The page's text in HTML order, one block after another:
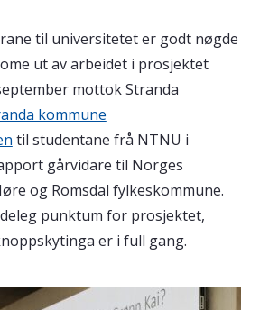
til universitetet er godt nøgde
ut av arbeidet i prosjektet
mottok Stranda
kommune
til studentane frå NTNU i
gårvidare til Norges
og Romsdal fylkeskommune.
punktum for prosjektet,
er i full gang.